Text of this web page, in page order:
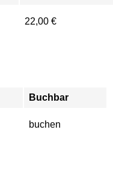
22,00 €
Buchbar
buchen